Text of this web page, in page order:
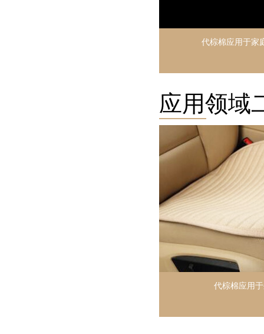
代棕棉应用于家
应用领域
代棕棉应用